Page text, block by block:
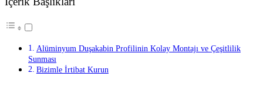
Alüminyum Duşakabin Profilinin Kolay Montajı ve Çeşitlilik
Sunması
Bizimle İrtibat Kurun